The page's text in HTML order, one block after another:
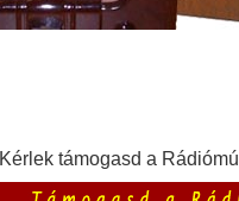
Kérlek támogasd a